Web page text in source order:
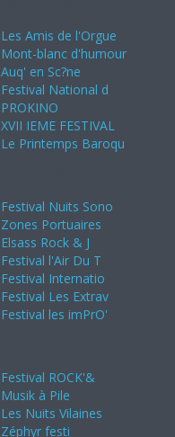
Les Amis de l'Orgue
Mont-blanc d'humour
Auq' en Sc?ne
Festival National d
PROKINO
XVII IEME FESTIVAL
Le Printemps Baroqu
Festival Nuits Sono
Zones Portuaires
Elsass Rock & J
Festival l'Air Du T
Festival Internatio
Festival Les Extrav
Festival les imPrO'
Festival ROCK'&
Musik à Pile
Les Nuits Vilaines
Zéphyr festi